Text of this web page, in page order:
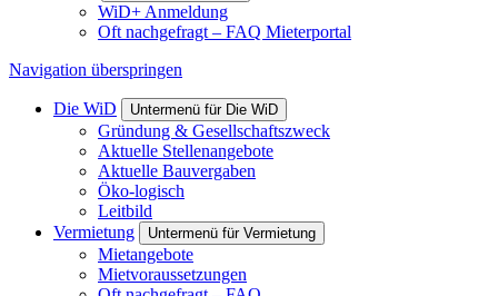
WiD+ Anmeldung
Oft nachgefragt – FAQ Mieterportal
Navigation überspringen
Die WiD Untermenü für Die WiD
Gründung & Gesellschaftszweck
Aktuelle Stellenangebote
Aktuelle Bauvergaben
Öko-logisch
Leitbild
Vermietung
Untermenü für Vermietung
Mietangebote
Mietvoraussetzungen